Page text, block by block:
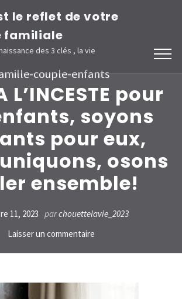
le reflet de votre
familiale
des 3 clés , la vie
couple-enfants
L’INCESTE pour
soyons
pour eux,
osons
ensemble!
11, 2023 parchouettelavie_2023
Laisser un commentairesur
STOP